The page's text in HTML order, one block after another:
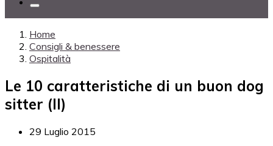
Home
Consigli & benessere
Ospitalità
Le 10 caratteristiche di un buon dog
sitter (II)
29 Luglio 2015